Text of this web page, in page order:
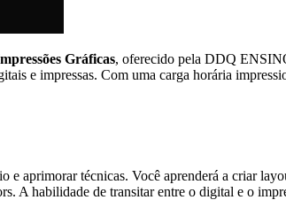
Gráficas, oferecido pela DDQ
e impressas. Com uma carga horária
aprimorar técnicas. Você aprenderá a criar
A habilidade de transitar entre o digital e o